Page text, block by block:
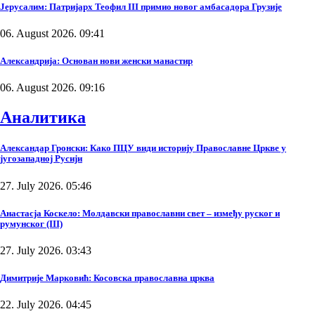
Јерусалим: Патријарх Теофил III примио новог амбасадора Грузије
06. August 2026. 09:41
Александрија: Основан нови женски манастир
06. August 2026. 09:16
Аналитика
Александар Гронски: Како ПЦУ види историју Православне Цркве у
југозападној Русији
27. July 2026. 05:46
Анастасја Коскело: Молдавски православни свет – између руског и
румунског (III)
27. July 2026. 03:43
Димитрије Марковић: Косовска православна црква
22. July 2026. 04:45